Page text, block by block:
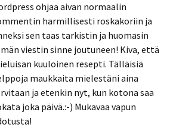
ohjaa aivan normaalin
harmillisesti roskakoriin ja
sen taas tarkistin ja huomasin
viestin sinne joutuneen! Kiva, että
kuuloinen resepti. Tälläisiä
maukkaita mielestäni aina
ja etenkin nyt, kun kotona saa
joka päivä.:-) Mukavaa vapun